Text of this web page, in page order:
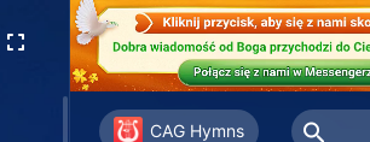
CAG Hymns
294 Wyciszam się przed Bogiem